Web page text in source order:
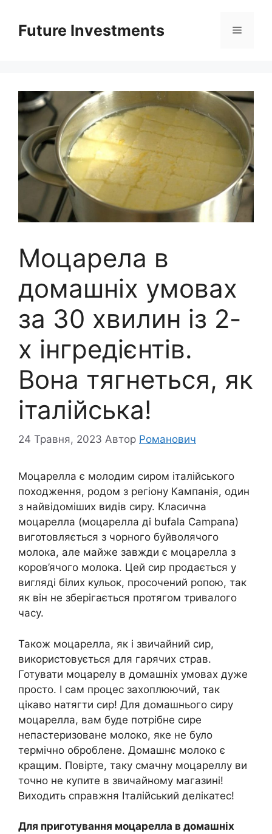
вмістуFuture Investments Меню
Моцарела в
домашніх умовах
за 30 хвилин із 2-
х інгредієнтів.
Вона тягнеться, як
італійська!
24 Травня, 2023 Автор Романович
Моцарелла є молодим сиром італійського
походження, родом з регіону Кампанія, один
з найвідоміших видів сиру. Класична
моцарелла (моцарелла ді bufala Campana)
виготовляється з чорного буйволячого
молока, але майже завжди є моцарелла з
коров’ячого молока. Цей сир продається у
вигляді білих кульок, просочений ропою, так
як він не зберігається протягом тривалого
часу.
Також моцарелла, як і звичайний сир,
використовується для гарячих страв.
Готувати моцарелу в домашніх умовах дуже
просто. І сам процес захоплюючий, так
цікаво натягти сир! Для домашнього сиру
моцарелла, вам буде потрібне сире
непастеризоване молоко, яке не було
термічно оброблене. Домашнє молоко є
кращим. Повірте, таку смачну моцареллу ви
точно не купите в звичайному магазині!
Виходить справжня Італійський делікатес!
Для приготування моцарелла в домашніх